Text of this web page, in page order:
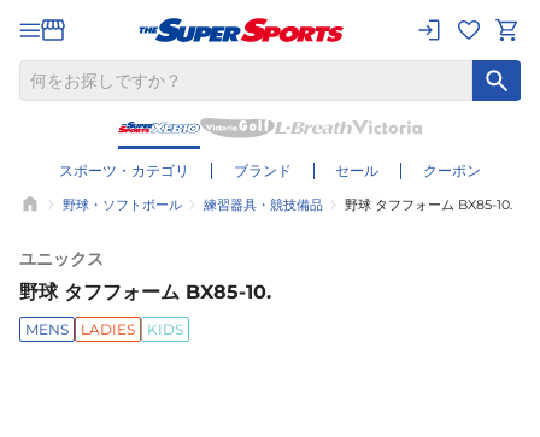
スポーツ・カテゴリ ブランド セール クーポン
野球・ソフトボール 練習器具・競技備品 野球 タフフォーム BX85-10.
ユニックス
野球 タフフォーム BX85-10.
MENS LADIES KIDS